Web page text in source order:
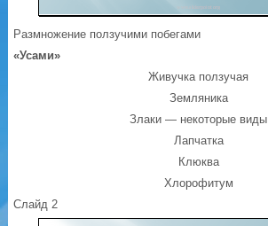
Размножение ползучими побегами
«Усами»
Живучка ползучая
Земляника
Злаки — некоторые виды
Лапчатка
Клюква
Хлорофитум
Слайд 2